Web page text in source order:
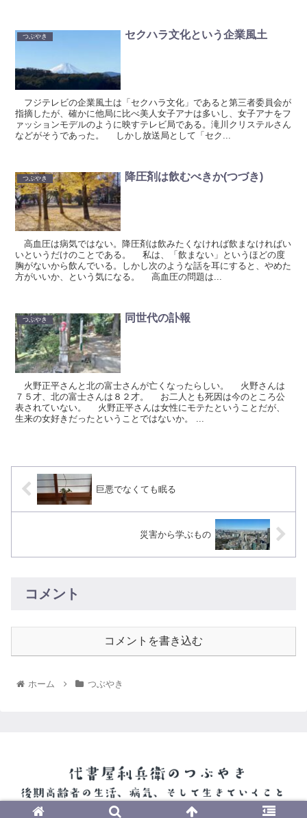
つぶやき セクハラ文化という企業風土
フジテレビの企業風土は「セクハラ文化」であると第三者委員会が
指摘したが、確かに他局に比べ美人女子アナは多いし、女子アナをフ
ァッションモデルのように映すテレビ局である。滝川クリステルさん
などがそうであった。 しかし放送局として「セク...
つぶやき 降圧剤は飲むべきか(つづき)
高血圧は病気ではない。降圧剤は飲みたくなければ飲まなければい
いというだけのことである。 私は、「飲まない」というほどの度
胸がないから飲んでいる。しかし次のような話を耳にすると、やめた
方がいいか、という気になる。 高血圧の問題は...
つぶやき 同世代の訃報
火野正平さんと北の富士さんが亡くなったらしい。 火野さんは
７５才、北の富士さんは８２才。 お二人とも死因は今のところ公
表されていない。 火野正平さんは女性にモテたということだが、
生来の女好きだったということではないか。 ...
巨悪でなくても眠る
災害から学ぶもの
コメント
コメントを書き込む
ホーム つぶやき
© 2022 代書屋利兵衛のつぶやき.